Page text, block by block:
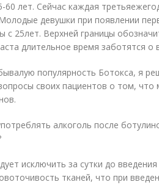
60 лет. Сейчас каждая
девушки при появлении
с 25лет. Верхней границы
длительное время заботятся о
популярность Ботокса, я
своих пациентов о том,
алкоголь после
исключить за сутки до
тканей, что при